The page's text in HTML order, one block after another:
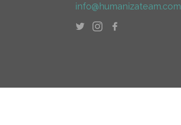
info@humanizateam.com